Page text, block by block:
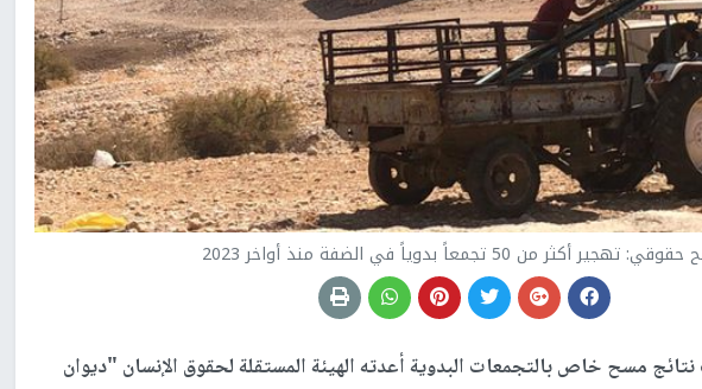
تهجير أكثر من 50 تجمعاً بدوياً في الضفة منذ أواخر 2023
مسح خاص بالتجمعات البدوية أعدته الهيئة المستقلة لحقوق الإنسان "ديوان